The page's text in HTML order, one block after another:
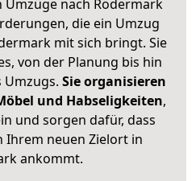
Umzüge nach Rödermark
die ein Umzug
mit sich bringt. Sie
von der Planung bis hin
Sie organisieren
und Habseligkeiten,
und sorgen dafür, dass
Ihrem neuen Zielort in
ankommt.